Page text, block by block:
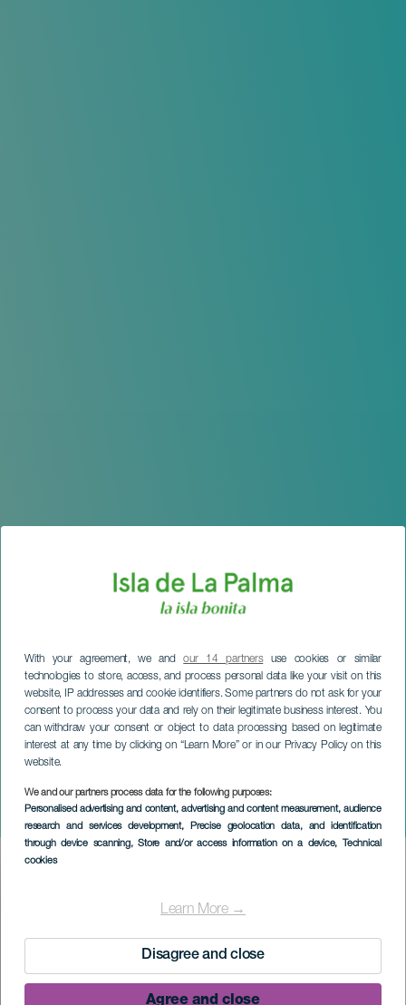
With your agreement, we andour 14 partnersuse cookies or similar
technologies to store, access, and process personal data like your visit on this
website, IP addresses and cookie identifiers. Some partners do not ask for your
consent to process your data and rely on their legitimate business interest. You
can withdraw your consent or object to data processing based on legitimate
interest at any time by clicking on “Learn More” or in our Privacy Policy on this
website.
We and our partners process data for the following purposes:
Personalised advertising and content, advertising and content measurement, audience
research and services development, Precise geolocation data, and identification
through device scanning, Store and/or access information on a device, Technical
cookies
Learn More →
Disagree and close
Agree and close
Pyhät sanat
LA PALMA
Imagen